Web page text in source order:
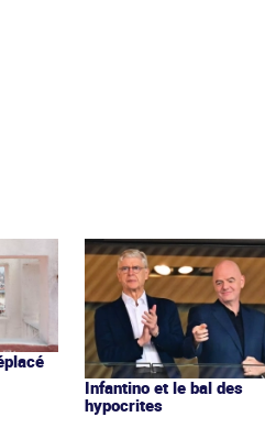
Infantino et le bal des
hypocrites